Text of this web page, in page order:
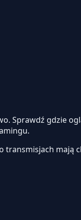
Sprawdź gdzie
transmisjach mają